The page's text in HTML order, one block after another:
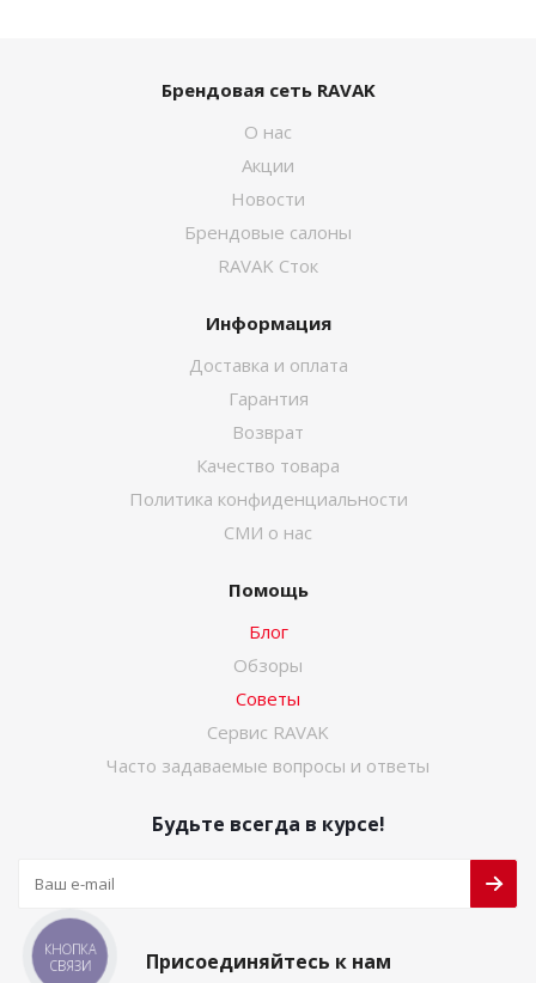
Брендовая сеть RAVAK
О нас
Акции
Новости
Брендовые салоны
RAVAK Сток
Информация
Доставка и оплата
Гарантия
Возврат
Качество товара
Политика конфиденциальности
СМИ о нас
Помощь
Блог
Обзоры
Советы
Сервис RAVAK
Часто задаваемые вопросы и ответы
Будьте всегда в курсе!
Присоединяйтесь к нам
КНОПКА
СВЯЗИ